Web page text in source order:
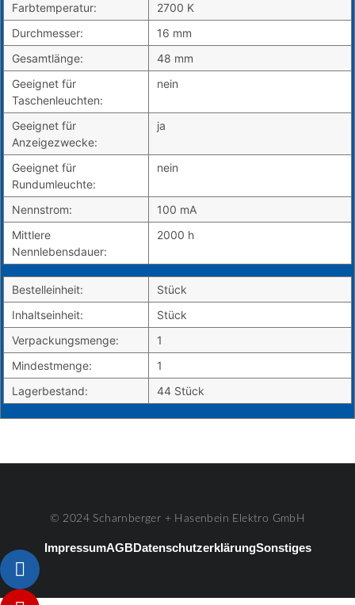
Farbtemperatur:
2700 K
Durchmesser:
16 mm
Gesamtlänge:
48 mm
Geeignet für
Taschenleuchten:
nein
Geeignet für
Anzeigezwecke:
ja
Geeignet für
Rundumleuchte:
nein
Nennstrom:
100 mA
Mittlere
Nennlebensdauer:
2000 h
Bestelleinheit:
Stück
Inhaltseinheit:
Stück
Verpackungsmenge:
1
Mindestmenge:
1
Lagerbestand:
44 Stück
© 2024 Scharnberger + Hasenbein Elektro GmbH
ImpressumAGBDatenschutzerklärungSonstiges